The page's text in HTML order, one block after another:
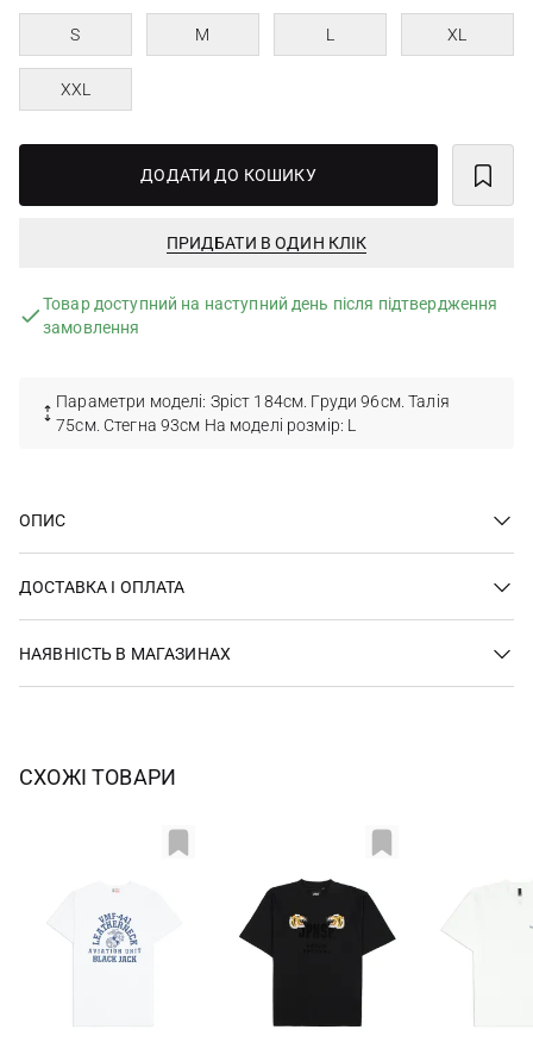
S M L XL
XXL
ДОДАТИ ДО КОШИКУ
ПРИДБАТИ В ОДИН КЛІК
Товар доступний на наступний день після підтвердження
замовлення
Параметри моделі: Зріст 184см. Груди 96см. Талія
75см. Стегна 93см На моделі розмір: L
ОПИС
ДОСТАВКА І ОПЛАТА
НАЯВНІСТЬ В МАГАЗИНАХ
СХОЖІ ТОВАРИ